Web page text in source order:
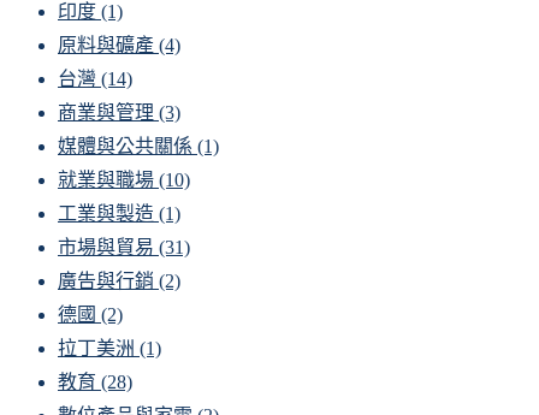
印度 (1)
原料與礦產 (4)
台灣 (14)
商業與管理 (3)
媒體與公共關係 (1)
就業與職場 (10)
工業與製造 (1)
市場與貿易 (31)
廣告與行銷 (2)
德國 (2)
拉丁美洲 (1)
教育 (28)